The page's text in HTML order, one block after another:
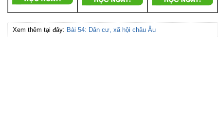
Xem thêm tại đây: Bài 54: Dân cư, xã hội châu Âu